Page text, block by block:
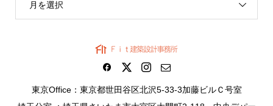
月を選択
東京Office：東京都世田谷区北沢5-33-3加藤ビルＣ号室